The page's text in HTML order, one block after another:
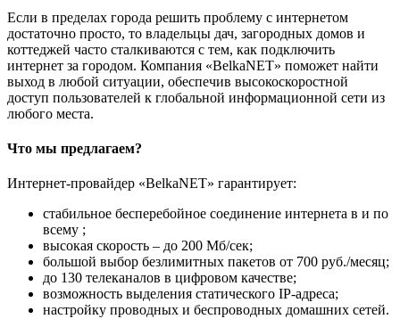
Если в пределах города решить проблему с интернетом
достаточно просто, то владельцы дач, загородных домов и
коттеджей часто сталкиваются с тем, как подключить
интернет за городом. Компания «BelkaNET» поможет найти
выход в любой ситуации, обеспечив высокоскоростной
доступ пользователей к глобальной информационной сети из
любого места.
Что мы предлагаем?
Интернет-провайдер «BelkaNET» гарантирует:
стабильное бесперебойное соединение интернета в и по
всему ;
высокая скорость – до 200 Мб/сек;
большой выбор безлимитных пакетов от 700 руб./месяц;
до 130 телеканалов в цифровом качестве;
возможность выделения статического IP-адреса;
настройку проводных и беспроводных домашних сетей.